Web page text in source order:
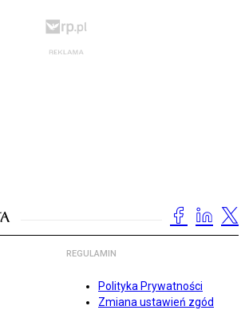
REGULAMIN
Polityka Prywatności
Zmiana ustawień zgód